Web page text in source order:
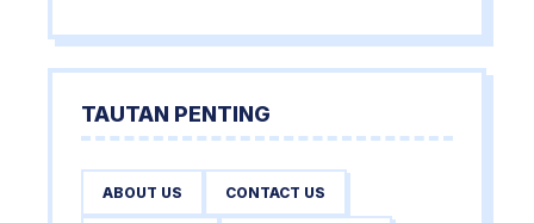
TAUTAN PENTING
ABOUT US CONTACT US